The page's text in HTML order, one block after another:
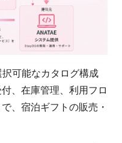
可能なカタログ構成
、在庫管理、利用フロ
、宿泊ギフトの販売・